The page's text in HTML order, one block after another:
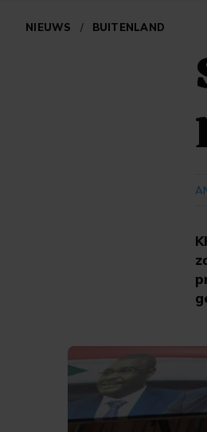
NIEUWS / BUITENLAND